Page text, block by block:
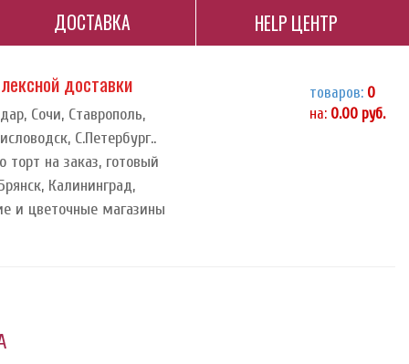
ДОСТАВКА HELP ЦЕНТР
доставки
Сочи, Ставрополь,
С.Петербург..
на заказ, готовый
Калининград,
и цветочные магазины
товаров: 0
на: 0.00 руб.